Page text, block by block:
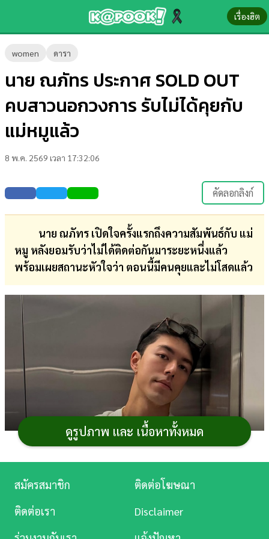
เรื่องฮิต
women ดารา
นาย ณภัทร ประกาศ SOLD OUT
คบสาวนอกวงการ รับไม่ได้คุยกับ
แม่หมูแล้ว
8 พ.ค. 2569 เวลา 17:32:06
คัดลอกลิงก์
นาย ณภัทร เปิดใจครั้งแรกถึงความสัมพันธ์กับ แม่
หมู หลังยอมรับว่าไม่ได้ติดต่อกันมาระยะหนึ่งแล้ว
พร้อมเผยสถานะหัวใจว่า ตอนนี้มีคนคุยและไม่โสดแล้ว
ดูรูปภาพ และ เนื้อหาทั้งหมด
ข่าว-
ความ
รู้
บันเทิง
ตรวจ
หวย
บอล
สด
เงิน
การ
ศึกษา
บันเทิง
ดู
หนัง
สมัครสมาชิก
ติดต่อโฆษณา
ติดต่อเรา
Disclaimer